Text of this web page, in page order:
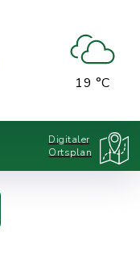
19 °C
Digitaler
Ortsplan